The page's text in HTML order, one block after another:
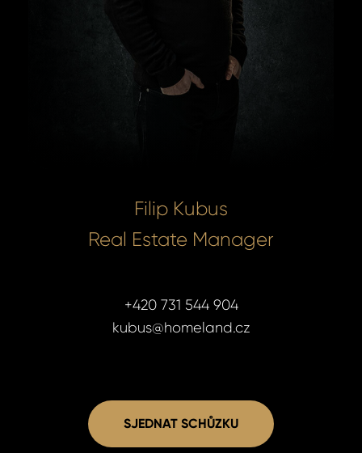
Filip Kubus
Real Estate Manager
+420 731 544 904
kubus@homeland.cz
SJEDNAT SCHŮZKU